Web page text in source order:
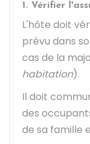
1. Vérifier
L'hôte doit
prévu dans
cas de la
habitation).
Il doit
des
de sa famille